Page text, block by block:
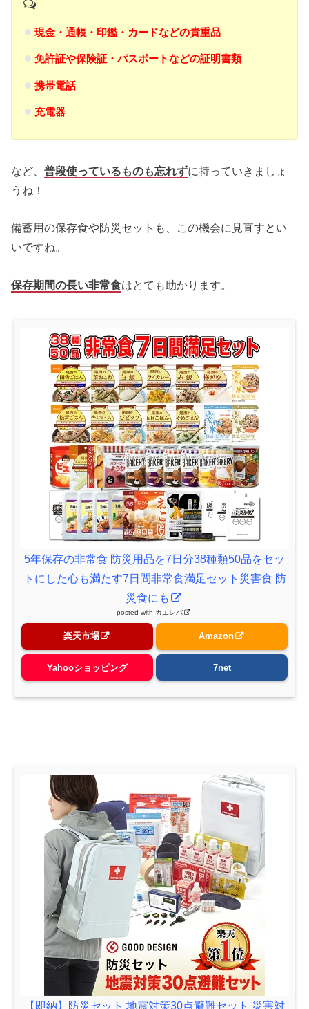
現金・通帳・印鑑・カードなどの貴重品
免許証や保険証・パスポートなどの証明書類
携帯電話
充電器
など、普段使っているものも忘れずに持っていきましょ
うね！
備蓄用の保存食や防災セットも、この機会に見直すとい
いですね。
保存期間の長い非常食はとても助かります。
5年保存の非常食 防災用品を7日分38種類50品をセッ
トにした心も満たす7日間非常食満足セット災害食 防
災食にも
posted with カエレバ
楽天市場 Amazon
Yahooショッピング 7net
【即納】防災セット 地震対策30点避難セット 災害対